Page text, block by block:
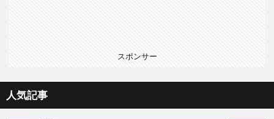
スポンサー
人気記事